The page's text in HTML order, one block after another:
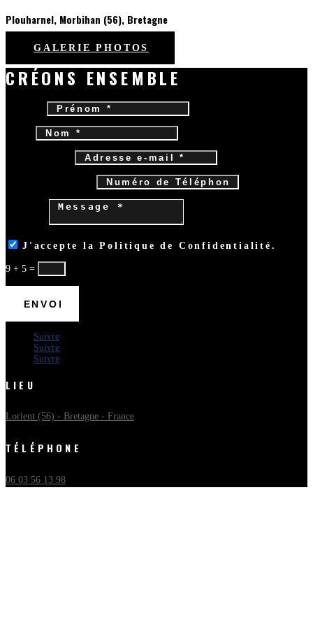
Plouharnel, Morbihan (56), Bretagne
GALERIE PHOTOS
CRÉONS ENSEMBLE
J'accepte la Politique de Confidentialité.
9 + 5 =
ENVOI
Suivre
Suivre
Suivre
LIEU
Lorient (56) - Bretagne - France
TÉLÉPHONE
06 03 56 13 98